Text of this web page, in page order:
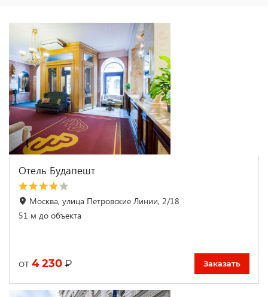
Отель Будапешт
Москва, улица Петровские Линии, 2/18
51 м до объекта
от 4 230 ₽ Заказать